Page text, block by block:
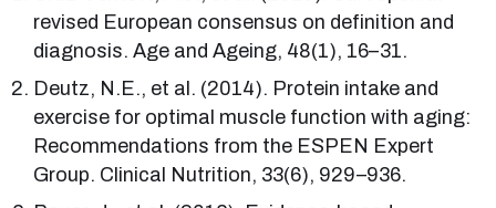
revised European consensus on definition and
diagnosis. Age and Ageing, 48(1), 16–31.
Deutz, N.E., et al. (2014). Protein intake and
exercise for optimal muscle function with aging:
Recommendations from the ESPEN Expert
Group. Clinical Nutrition, 33(6), 929–936.